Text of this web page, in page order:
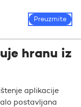
hranu iz
aplikacije
postavljana
Preuzmite